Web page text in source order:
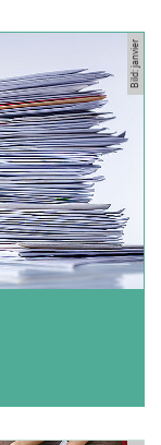
Bild: janvier